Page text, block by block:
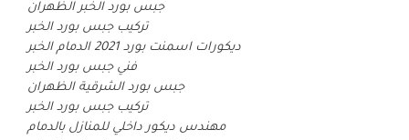
جبس بورد الخبر الظهران
تركيب جبس بورد الخبر
ديكورات اسمنت بورد 2021 الدمام الخبر
فني جبس بورد الخبر
جبس بورد الشرقية الظهران
تركيب جبس بورد الخبر
مهندس ديكور داخلي للمنازل بالدمام